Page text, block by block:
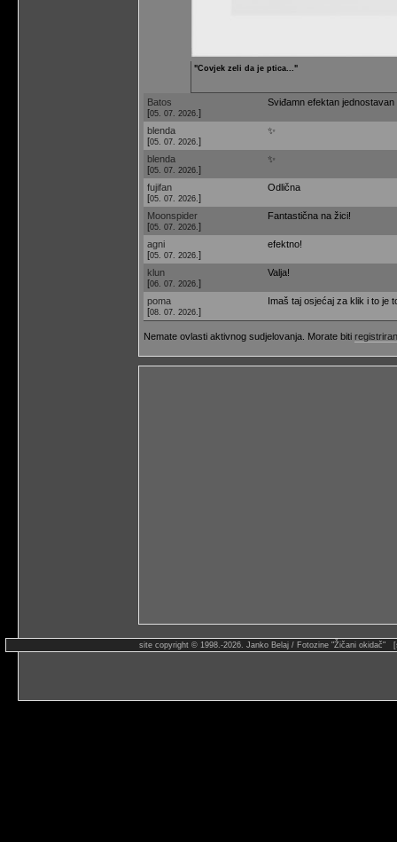
"Covjek zeli da je ptica..."
Batos
[05. 07. 2026. ]
Sviđamn efektan
blenda
[05. 07. 2026. ]
✨
blenda
[05. 07. 2026. ]
✨
fujifan
[05. 07. 2026. ]
Odlična
Moonspider
[05. 07. 2026. ]
Fantastična na žici!
agni
[05. 07. 2026. ]
efektno!
klun
[06. 07. 2026. ]
Valja!
poma
[08. 07. 2026. ]
Imaš taj osjećaj za klik i to je
Nemate ovlasti aktivnog sudjelovanja. Morate biti
site copyright © 1998.-2026. Janko Belaj / Fotozine "Žičani okidač"